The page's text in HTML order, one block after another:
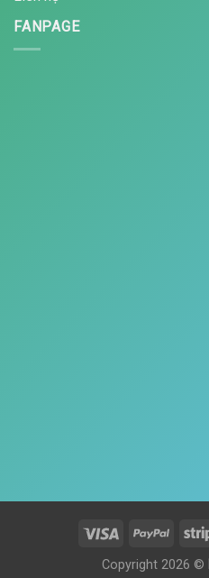
FANPAGE
Copyright 2026 ©